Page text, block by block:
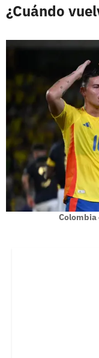
¿Cuándo
Colombia